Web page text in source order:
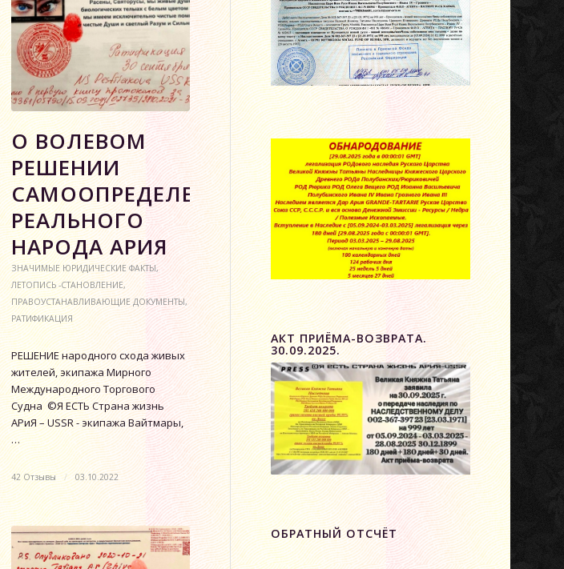
О ВОЛЕВОМ
РЕШЕНИИ
САМООПРЕДЕЛЕНИЕ
РЕАЛЬНОГО
НАРОДА АРИЯ
ЗНАЧИМЫЕ ЮРИДИЧЕСКИЕ ФАКТЫ,
ЛЕТОПИСЬ -СТАНОВЛЕНИЕ,
ПРАВОУСТАНАВЛИВАЮЩИЕ ДОКУМЕНТЫ,
РАТИФИКАЦИЯ
РЕШЕНИЕ народного схода живых
жителей, экипажа Мирного
Международного Торгового
Судна ©Я ЕСТЬ Страна жизнь
АРиЯ – USSR - экипажа Вайтмары,
…
42 Отзывы / 03.10.2022
АКТ ПРИЁМА-ВОЗВРАТА.
30.09.2025.
ОБРАТНЫЙ ОТСЧЁТ